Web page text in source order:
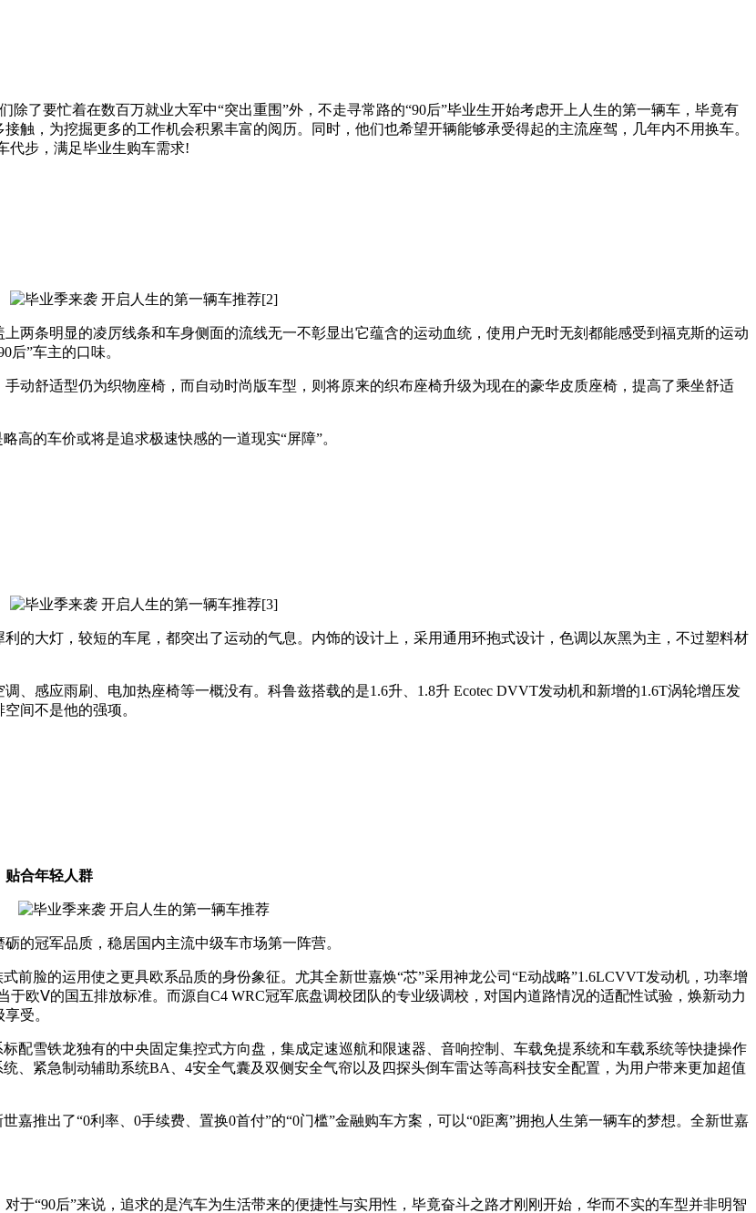
了要忙着在数百万就业大军中“突出重围”外，不走寻常路的“90后”毕业生开始考虑开上人生的第一辆车，毕竟有
触，为挖掘更多的工作机会积累丰富的阅历。同时，他们也希望开辆能够承受得起的主流座驾，几年内不用换车。
代步，满足毕业生购车需求!
条明显的凌厉线条和车身侧面的流线无一不彰显出它蕴含的运动血统，使用户无时无刻都能感受到福克斯的运动
”车主的口味。
舒适型仍为织物座椅，而自动时尚版车型，则将原来的织布座椅升级为现在的豪华皮质座椅，提高了乘坐舒适
的车价或将是追求极速快感的一道现实“屏障”。
大灯，较短的车尾，都突出了运动的气息。内饰的设计上，采用通用环抱式设计，色调以灰黑为主，不过塑料材
感应雨刷、电加热座椅等一概没有。科鲁兹搭载的是1.6升、1.8升 Ecotec DVVT发动机和新增的1.6T涡轮增压发
间不是他的强项。
贴合年轻人群
冠军品质，稳居国内主流中级车市场第一阵营。
脸的运用使之更具欧系品质的身份象征。尤其全新世嘉焕“芯”采用神龙公司“E动战略”1.6LCVVT发动机，功率增
于欧Ⅴ的国五排放标准。而源自C4 WRC冠军底盘调校团队的专业级调校，对国内道路情况的适配性试验，焕新动力
受。
雪铁龙独有的中央固定集控式方向盘，集成定速巡航和限速器、音响控制、车载免提系统和车载系统等快捷操作
、紧急制动辅助系统BA、4安全气囊及双侧安全气帘以及四探头倒车雷达等高科技安全配置，为用户带来更加超值
推出了“0利率、0手续费、置换0首付”的“0门槛”金融购车方案，可以“0距离”拥抱人生第一辆车的梦想。全新世嘉
“90后”来说，追求的是汽车为生活带来的便捷性与实用性，毕竟奋斗之路才刚刚开始，华而不实的车型并非明智